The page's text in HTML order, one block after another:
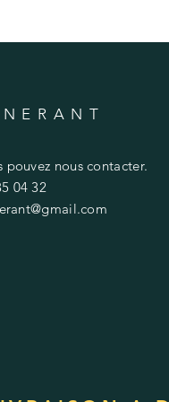
nous contacter.
04 32